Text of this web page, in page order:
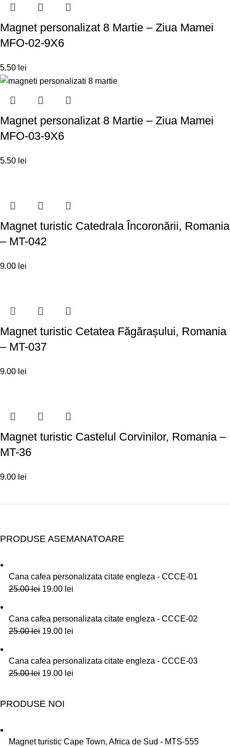
Magnet personalizat 8 Martie – Ziua Mamei
MFO-02-9X6
5.50 lei
Magnet personalizat 8 Martie – Ziua Mamei
MFO-03-9X6
5.50 lei
Magnet turistic Catedrala Încoronării, Romania
– MT-042
9.00 lei
Magnet turistic Cetatea Făgărașului, Romania
– MT-037
9.00 lei
Magnet turistic Castelul Corvinilor, Romania –
MT-36
9.00 lei
PRODUSE ASEMANATOARE
Cana cafea personalizata citate engleza - CCCE-01
25.00lei 19.00 lei
Cana cafea personalizata citate engleza - CCCE-02
25.00lei 19.00 lei
Cana cafea personalizata citate engleza - CCCE-03
25.00lei 19.00 lei
PRODUSE NOI
Magnet turistic Cape Town, Africa de Sud - MTS-555